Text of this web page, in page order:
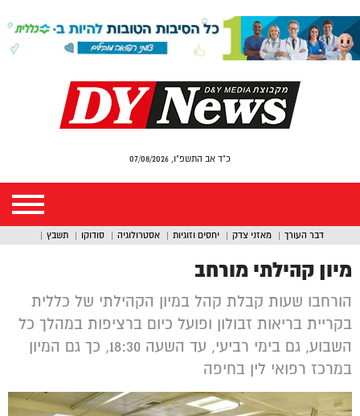
כ"ד אב התשפ"ו, 07/08/2026
דבר העורך מאזני צדק יחסים וזוגיות אסטרולוגיה סודוקו תשבץ
מיון קהילתי מורחב
הורחבו שעות קבלת קהל במיון הקהילתי של כללית
בקריית בריאות זבולון ופועל כיום ברציפות במהלך כל
השבוע, גם בימי רביעי, עד השעה 18:30, כך גם המיון
במרכז רפואי לין בחיפה